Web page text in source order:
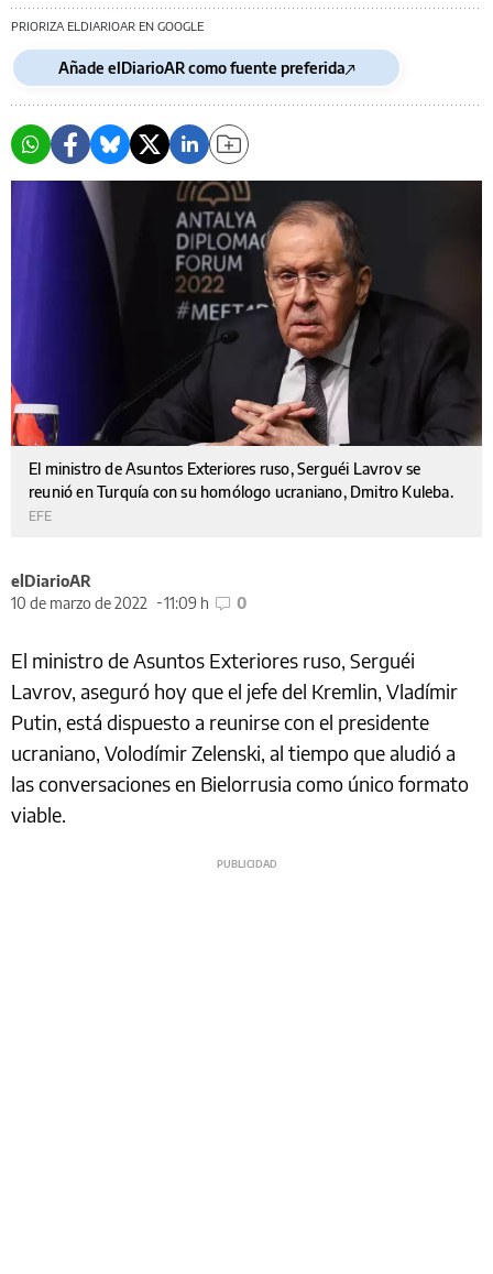
PRIORIZA ELDIARIOAR EN GOOGLE
Añade elDiarioAR como fuente preferida
El ministro de Asuntos Exteriores ruso, Serguéi Lavrov se
reunió en Turquía con su homólogo ucraniano, Dmitro Kuleba.
EFE
elDiarioAR
10 de marzo de 2022
11:09 h 0
El ministro de Asuntos Exteriores ruso, Serguéi
Lavrov, aseguró hoy que el jefe del Kremlin, Vladímir
Putin, está dispuesto a reunirse con el presidente
ucraniano, Volodímir Zelenski, al tiempo que aludió a
las conversaciones en Bielorrusia como único formato
viable.